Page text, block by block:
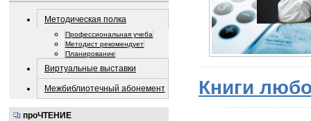
Методическая полка
Профессиональная учеба
Методист рекомендует
Планирование
Виртуальные выставки
Межбиблиотечный абонемент
проЧТЕНИЕ
Книги